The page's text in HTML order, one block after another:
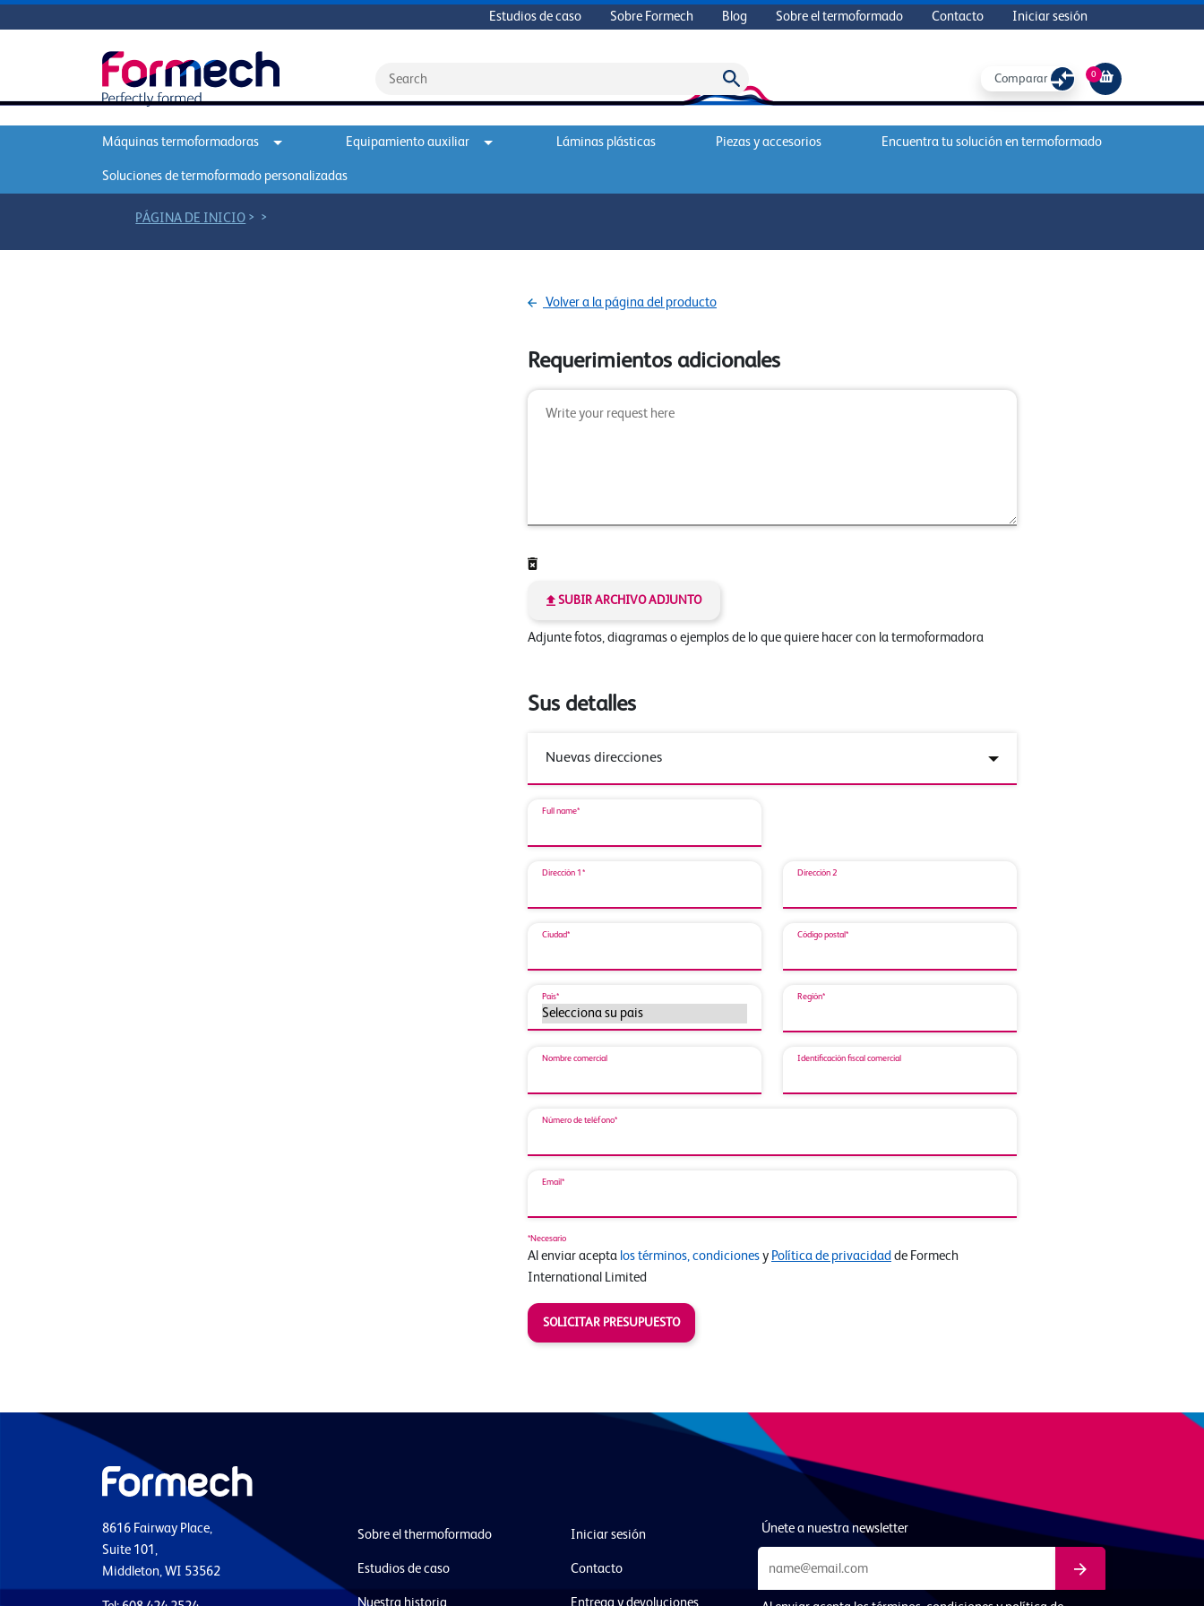
Estudios de caso Sobre Formech Blog Sobre el termoformado Contacto Iniciar sesión
Comparar 0
Máquinas termoformadoras Equipamiento auxiliar Láminas plásticas Piezas y accesorios Encuentra tu solución en termoformado
Soluciones de termoformado personalizadas
PÁGINA DE INICIO > >
Volver a la página del producto
Requerimientos adicionales
SUBIR ARCHIVO ADJUNTO
Adjunte fotos, diagramas o ejemplos de lo que quiere hacer con la termoformadora
Sus detalles
Full name*
Dirección 1* Dirección 2
Ciudad* Código postal*
País* Región*
Nombre comercial Identificación fiscal comercial
Número de teléfono*
Email*
*Necesario
Al enviar acepta los términos, condiciones y Política de privacidad de Formech
International Limited
SOLICITAR PRESUPUESTO
8616 Fairway Place,
Suite 101,
Middleton, WI 53562
Sobre el thermoformado
Estudios de caso
Nuestra historia
Iniciar sesión
Contacto
Entrega y devoluciones
Únete a nuestra newsletter